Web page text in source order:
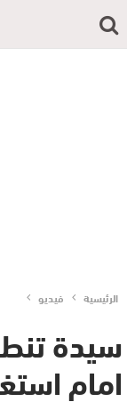
الرئيسية فيديو
سيدة
امام